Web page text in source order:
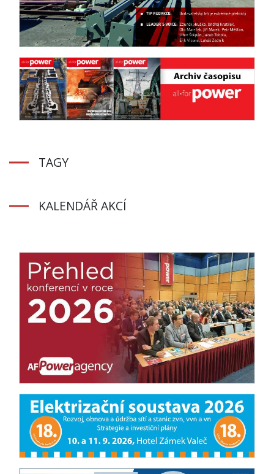
TAGY
KALENDÁŘ AKCÍ